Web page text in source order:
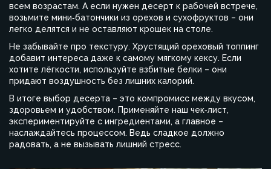
всем возрастам. А если нужен десерт к рабочей встрече,
возьмите мини‑батончики из орехов и сухофруктов – они
легко делятся и не оставляют крошек на столе.
Не забывайте про текстуру. Хрустящий ореховый топпинг
добавит интереса даже к самому мягкому кексу. Если
хотите лёгкости, используйте взбитые белки – они
придают воздушность без лишних калорий.
В итоге выбор десерта – это компромисс между вкусом,
здоровьем и удобством. Применяйте наш чек‑лист,
экспериментируйте с ингредиентами, а главное –
наслаждайтесь процессом. Ведь сладкое должно
радовать, а не вызывать лишний стресс.